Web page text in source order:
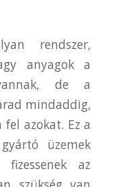
rendszer,
anyagok a
de a
mindaddig,
azokat. Ez a
üzemek
az